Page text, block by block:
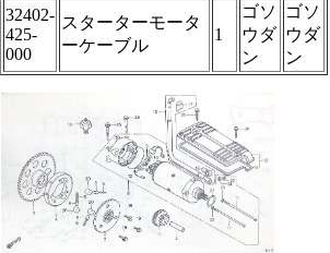
32402-
425-
000
スターターモータ
ーケーブル
1
ゴソ
ウダ
ン
ゴソ
ウダ
ン